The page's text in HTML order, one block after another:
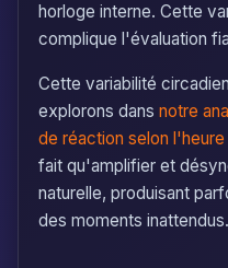
horloge interne. Cette
complique l'évaluation
Cette variabilité
explorons dans notre
de réaction selon l'heure
fait qu'amplifier et
naturelle, produisant
des moments inattendus.